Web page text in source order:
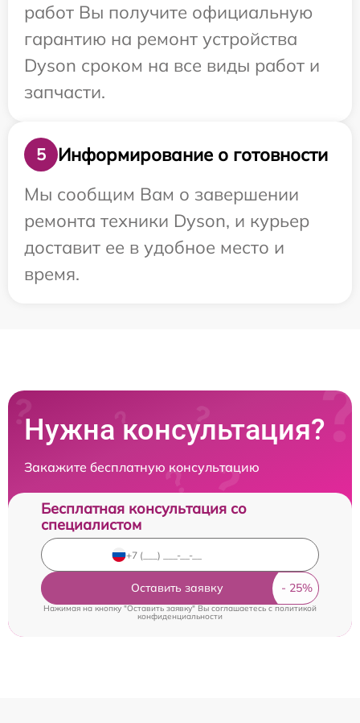
работ Вы получите официальную
гарантию на ремонт устройства
Dyson сроком на все виды работ и
запчасти.
5
Информирование о готовности
Мы сообщим Вам о завершении
ремонта техники Dyson, и курьер
доставит ее в удобное место и
время.
Нужна консультация?
Закажите бесплатную консультацию
Бесплатная консультация со
специалистом
Оставить заявку
Нажимая на кнопку "Оставить заявку" Вы соглашаетесь cполитикой
конфиденциальности